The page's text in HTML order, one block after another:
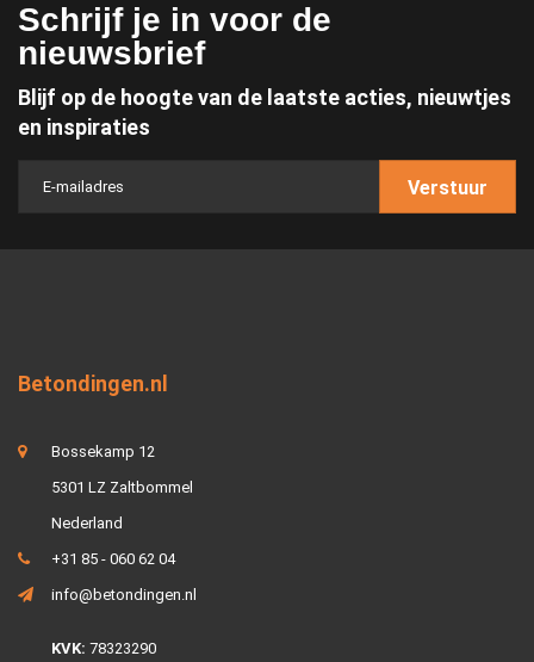
Schrijf je in voor de
nieuwsbrief
Blijf op de hoogte van de laatste acties, nieuwtjes
en inspiraties
Verstuur
Betondingen.nl
Bossekamp 12
5301 LZ Zaltbommel
Nederland
+31 85 - 060 62 04
info@betondingen.nl
KVK: 78323290